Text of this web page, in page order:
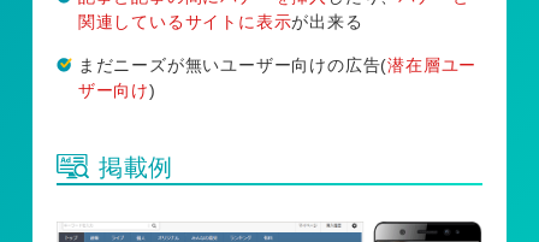
関連しているサイトに表示が出来る
まだニーズが無いユーザー向けの広告(潜在層ユー
ザー向け)
掲載例